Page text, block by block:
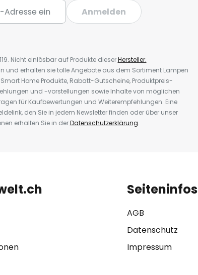
Anmelden
Nicht einlösbar auf Produkte dieserHersteller.
und erhalten sie tolle Angebote aus dem Sortiment Lampen
Home Produkte, Rabatt-Gutscheine, Produktpreis-
und -vorstellungen sowie Inhalte von möglichen
für Kaufbewertungen und Weiterempfehlungen. Eine
den Sie in jedem Newsletter finden oder über unser
erhalten Sie in derDatenschutzerklärung.
Seiteninfos
AGB
Datenschutz
Impressum